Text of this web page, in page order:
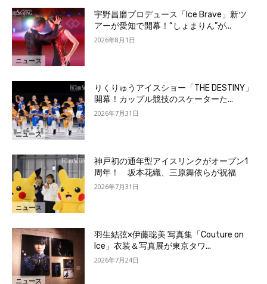
ニュース
宇野昌磨プロデュース「Ice Brave」新ツ
アーが愛知で開幕！“しょまりん”が...
2026年8月1日
ニュース
りくりゅうアイスショー「THE DESTINY」
開幕！カップル競技のスケーターた...
2026年7月31日
ニュース
神戸初の通年型アイスリンクがオープン1
周年！ 坂本花織、三原舞依らが祝福
2026年7月31日
ニュース
羽生結弦×伊藤聡美 写真集「Couture on
Ice」衣装＆写真展が東京タワ...
2026年7月24日